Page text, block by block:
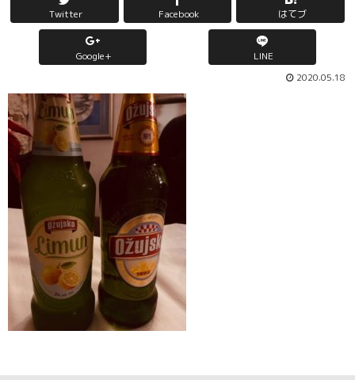
Twitter Facebook はてブ
Google+ LINE
2020.05.18